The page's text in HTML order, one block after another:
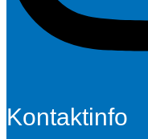
Kontaktinfo